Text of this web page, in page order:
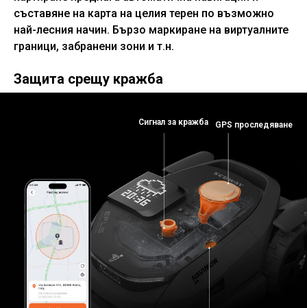
съставяне на карта на целия терен по възможно
най-лесния начин. Бързо маркиране на виртуалните
граници, забранени зони и т.н.
Защита срещу кражба
Сигнал за кражба GPS проследяване